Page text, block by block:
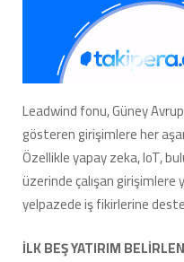
Leadwind fonu, Güney
gösteren girişimlere her
Özellikle yapay zeka, IoT,
üzerinde çalışan girişimlere
yelpazede iş fikirlerine
İLK BEŞ YATIRIM